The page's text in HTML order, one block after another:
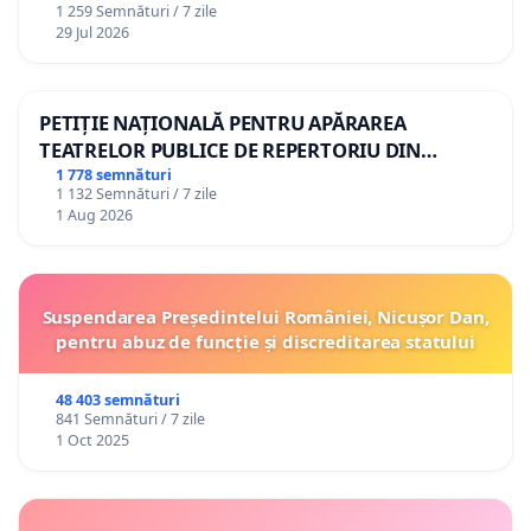
1 259 Semnături / 7 zile
29 Jul 2026
PETIȚIE NAȚIONALĂ PENTRU APĂRAREA
TEATRELOR PUBLICE DE REPERTORIU DIN
ROMÂNIA
1 778 semnături
1 132 Semnături / 7 zile
1 Aug 2026
Suspendarea Președintelui României, Nicușor Dan,
pentru abuz de funcție și discreditarea statului
48 403 semnături
841 Semnături / 7 zile
1 Oct 2025